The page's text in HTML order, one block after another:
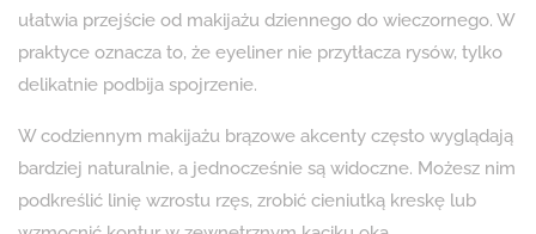
ułatwia przejście od makijażu dziennego do wieczornego. W
praktyce oznacza to, że eyeliner nie przytłacza rysów, tylko
delikatnie podbija spojrzenie.
W codziennym makijażu brązowe akcenty często wyglądają
bardziej naturalnie, a jednocześnie są widoczne. Możesz nim
podkreślić linię wzrostu rzęs, zrobić cieniutką kreskę lub